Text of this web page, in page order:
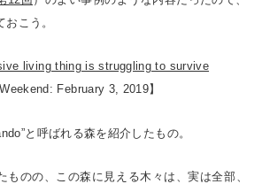
こう。
living thing is struggling to survive
February 3, 2019】
と呼ばれる森を紹介したもの。
ものの、この森に見える木々は、実は全部、